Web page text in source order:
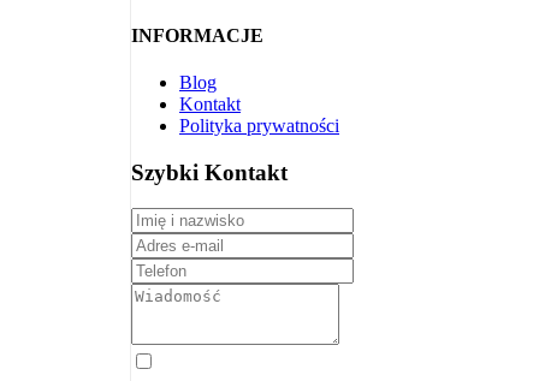
INFORMACJE
Blog
Kontakt
Polityka prywatności
Szybki Kontakt